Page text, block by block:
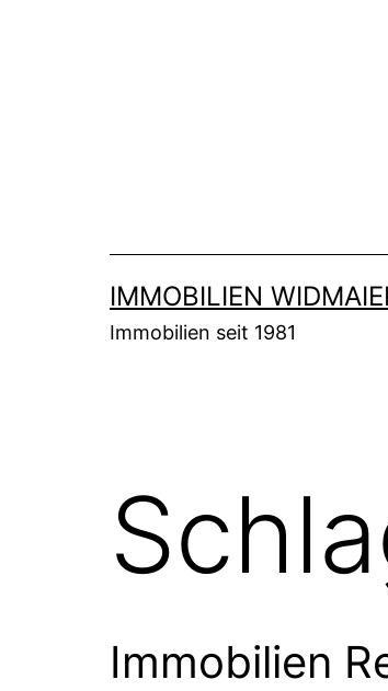
IMMOBILIEN
Immobilien seit 1981
Immobilien